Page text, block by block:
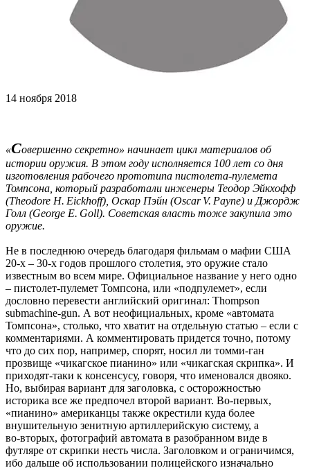
14 ноября 2018
«Совершенно секретно» начинает цикл материалов об
истории оружия. В этом году исполняется 100 лет со дня
изготовления рабочего прототипа пистолета-пулемета
Томпсона, который разработали инженеры Теодор Эйкхофф
(Theodore H. Eickhoff), Оскар Пэйн (Oscar V. Payne) и Джордж
Голл (George E. Goll). Советская власть тоже закупила это
оружие.
Не в последнюю очередь благодаря фильмам о мафии США
20-х – 30-х годов прошлого столетия, это оружие стало
известным во всем мире. Официальное название у него одно
– пистолет-пулемет Томпсона, или «подпулемет», если
дословно перевести английский оригинал: Thompson
submachine-gun. А вот неофициальных, кроме «автомата
Томпсона», столько, что хватит на отдельную статью – если с
комментариями. А комментировать придется точно, потому
что до сих пор, например, спорят, носил ли томми-ган
прозвище «чикагское пианино» или «чикагская скрипка». И
приходят-таки к консенсусу, говоря, что именовался двояко.
Но, выбирая вариант для заголовка, с осторожностью
историка все же предпочел второй вариант. Во-первых,
«пианино» американцы также окрестили куда более
внушительную зенитную артиллерийскую систему, а
во‑вторых, фотографий автомата в разобранном виде в
футляре от скрипки несть числа. Заголовком и ограничимся,
ибо дальше об использовании полицейского изначально